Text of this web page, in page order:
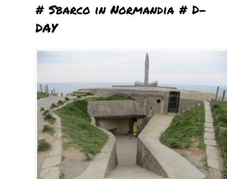
# Sbarco in Normandia # D-
DAY